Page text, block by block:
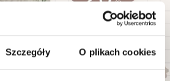
Szczegóły O plikach cookies